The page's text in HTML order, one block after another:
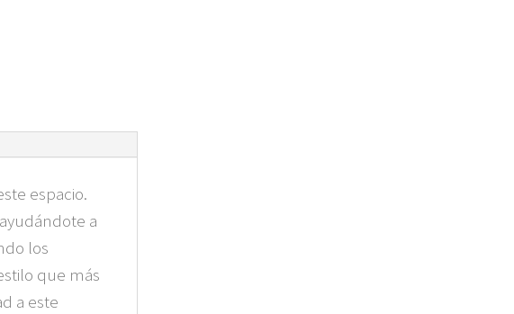
espacio.
a
los
que más
a este